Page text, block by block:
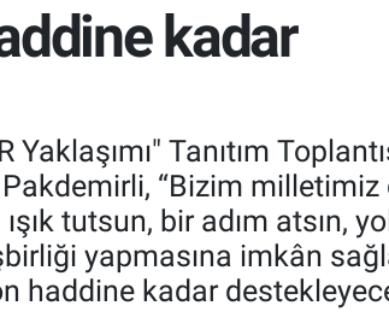
kadar
Tanıtım
“Bizim milletimiz
tutsun, bir adım atsın,
yapmasına imkân
haddine kadar